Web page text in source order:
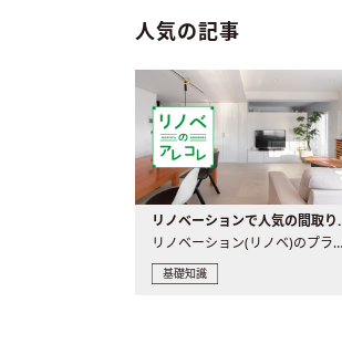
人気の記事
リノベーションで
リノベーション(リノベ)のプランニングで一番最初に決めるのは..
基礎知識